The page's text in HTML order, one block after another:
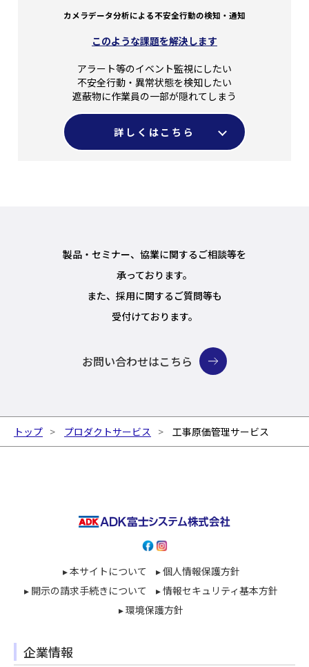
カメラデータ分析による不安全行動の検知・通知
このような課題を解決します
アラート等のイベント監視にしたい
不安全行動・異常状態を検知したい
遮蔽物に作業員の一部が隠れてしまう
詳しくはこちら
製品・セミナー、協業に関するご相談等を
承っております。
また、採用に関するご質問等も
受付けております。
お問い合わせはこちら
トップ プロダクトサービス 工事原価管理サービス
▸ 本サイトについて
▸ 個人情報保護方針
▸ 開示の請求手続きについて
▸ 情報セキュリティ基本方針
▸ 環境保護方針
企業情報